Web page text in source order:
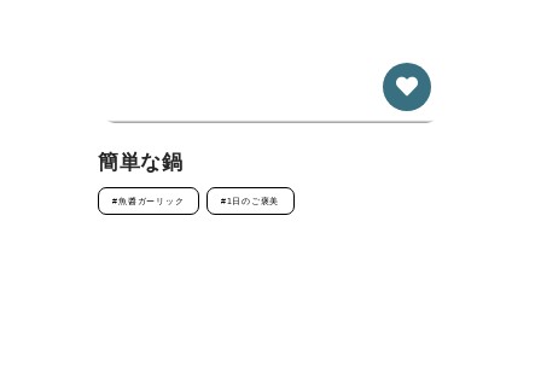
簡単な鍋
#魚醬ガーリック #1日のご褒美